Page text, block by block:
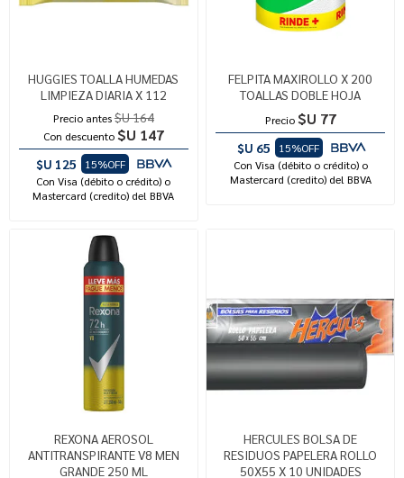
HUGGIES TOALLA HUMEDAS
LIMPIEZA DIARIA X 112
Precio antes$U 164
Con descuento $U 147
$U 125
15%OFF
Con Visa (débito o crédito) o
Mastercard (credito) del BBVA
FELPITA MAXIROLLO X 200
TOALLAS DOBLE HOJA
Precio $U 77
$U 65
15%OFF
Con Visa (débito o crédito) o
Mastercard (credito) del BBVA
REXONA AEROSOL
ANTITRANSPIRANTE V8 MEN
GRANDE 250 ML
HERCULES BOLSA DE
RESIDUOS PAPELERA ROLLO
50X55 X 10 UNIDADES